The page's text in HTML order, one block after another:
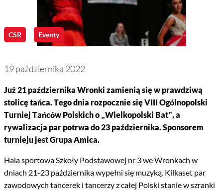
CSR Eventy
19 października 2022
Już 21 października Wronki zamienią się w prawdziwą
stolicę tańca. Tego dnia rozpocznie się VIII Ogólnopolski
Turniej Tańców Polskich o „Wielkopolski Bat”, a
rywalizacja par potrwa do 23 października. Sponsorem
turnieju jest Grupa Amica.
Hala sportowa Szkoły Podstawowej nr 3 we Wronkach w
dniach 21-23 października wypełni się muzyką. Kilkaset par
zawodowych tancerek i tancerzy z całej Polski stanie w szranki